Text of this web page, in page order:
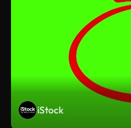
iStock